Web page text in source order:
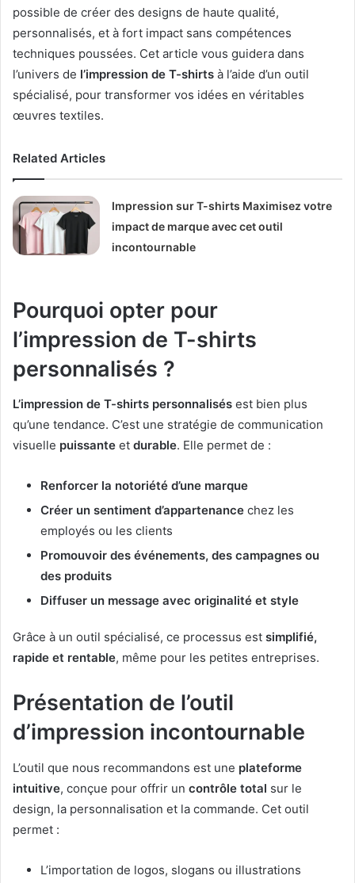
possible de créer des designs de haute qualité,
personnalisés, et à fort impact sans compétences
techniques poussées. Cet article vous guidera dans
l’univers de l’impression de T-shirts à l’aide d’un outil
spécialisé, pour transformer vos idées en véritables
œuvres textiles.
Related Articles
Impression sur T-shirts Maximisez votre
impact de marque avec cet outil
incontournable
Pourquoi opter pour
l’impression de T-shirts
personnalisés ?
L’impression de T-shirts personnalisés est bien plus
qu’une tendance. C’est une stratégie de communication
visuelle puissante et durable. Elle permet de :
Renforcer la notoriété d’une marque
Créer un sentiment d’appartenance chez les
employés ou les clients
Promouvoir des événements, des campagnes ou
des produits
Diffuser un message avec originalité et style
Grâce à un outil spécialisé, ce processus est simplifié,
rapide et rentable, même pour les petites entreprises.
Présentation de l’outil
d’impression incontournable
L’outil que nous recommandons est une plateforme
intuitive, conçue pour offrir un contrôle total sur le
design, la personnalisation et la commande. Cet outil
permet :
L’importation de logos, slogans ou illustrations